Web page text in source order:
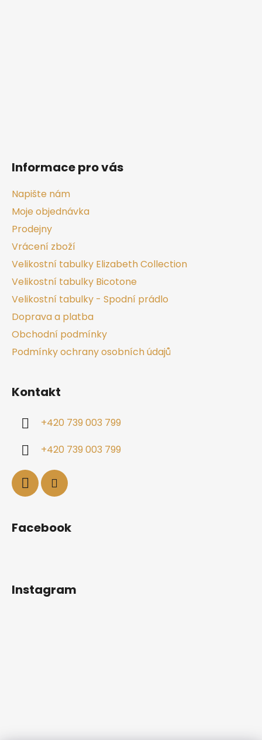
Informace pro vás
Napište nám
Moje objednávka
Prodejny
Vrácení zboží
Velikostní tabulky Elizabeth Collection
Velikostní tabulky Bicotone
Velikostní tabulky - Spodní prádlo
Doprava a platba
Obchodní podmínky
Podmínky ochrany osobních údajů
Kontakt
+420 739 003 799
+420 739 003 799
Facebook
Instagram